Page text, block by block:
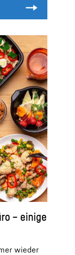
– einige
wieder